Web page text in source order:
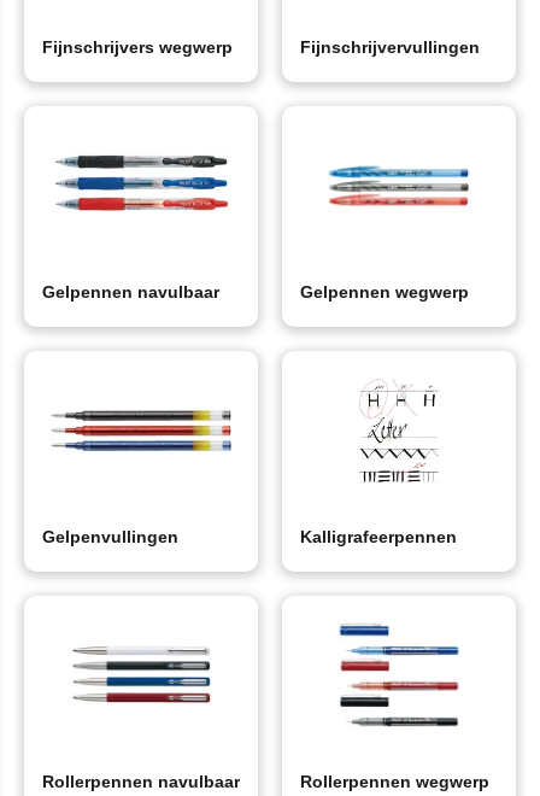
Fijnschrijvers wegwerp Fijnschrijvervullingen
Gelpennen navulbaar Gelpennen wegwerp
Gelpenvullingen Kalligrafeerpennen
Rollerpennen navulbaar Rollerpennen wegwerp